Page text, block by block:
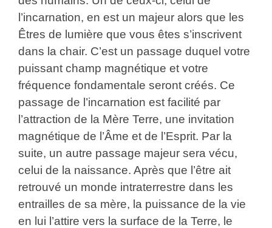
l’incarnation, en est un majeur alors que les
Êtres de lumière que vous êtes s’inscrivent
dans la chair. C’est un passage duquel votre
puissant champ magnétique et votre
fréquence fondamentale seront créés. Ce
passage de l’incarnation est facilité par
l’attraction de la Mère Terre, une invitation
magnétique de l’Âme et de l’Esprit. Par la
suite, un autre passage majeur sera vécu,
celui de la naissance. Après que l’être ait
retrouvé un monde intraterrestre dans les
entrailles de sa mère, la puissance de la vie
en lui l’attire vers la surface de la Terre, le